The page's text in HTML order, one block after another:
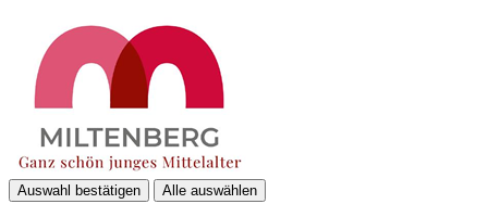
Auswahl bestätigen Alle auswählen